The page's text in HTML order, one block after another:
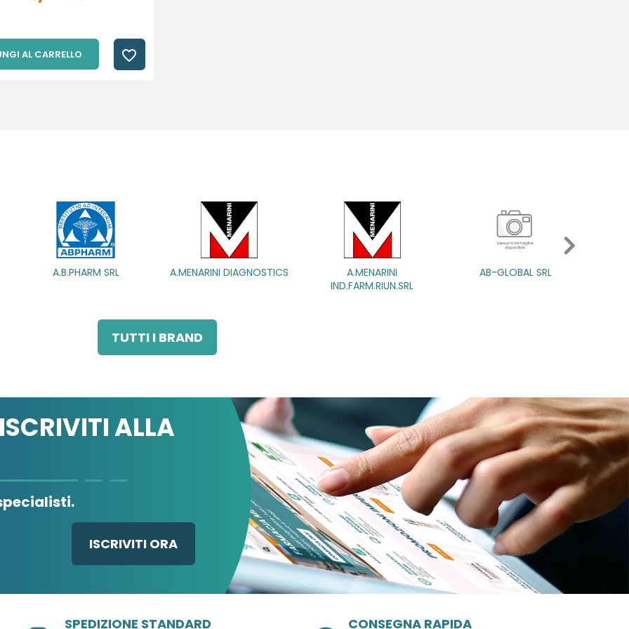
AL CARRELLO favorite_border
A.B.PHARM SRL A.MENARINI DIAGNOSTICS
A.MENARINI
IND.FARM.RIUN.SRL
AB-GLOBAL SRL
A.B.PHARM SRL A.MENARINI DIAGNOSTICS
A.MENARINI
IND.FARM.RIUN.SRL
AB-GLOBAL SRL
TUTTI I BRAND
ALLA
ISCRIVITI ORA
SPEDIZIONE STANDARD CONSEGNA RAPIDA